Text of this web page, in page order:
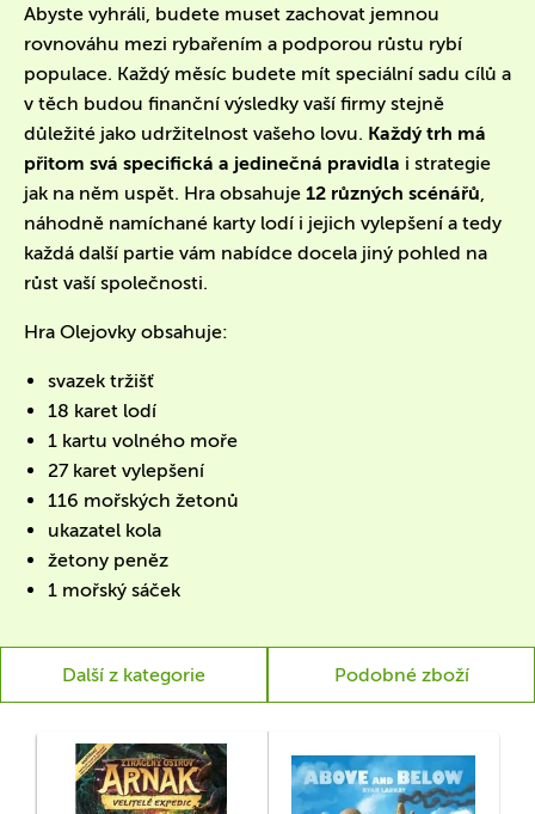
Abyste vyhráli, budete muset zachovat jemnou
rovnováhu mezi rybařením a podporou růstu rybí
populace. Každý měsíc budete mít speciální sadu cílů a
v těch budou finanční výsledky vaší firmy stejně
důležité jako udržitelnost vašeho lovu. Každý trh má
přitom svá specifická a jedinečná pravidla i strategie
jak na něm uspět. Hra obsahuje 12 různých scénářů,
náhodně namíchané karty lodí i jejich vylepšení a tedy
každá další partie vám nabídce docela jiný pohled na
růst vaší společnosti.
Hra Olejovky obsahuje:
svazek tržišť
18 karet lodí
1 kartu volného moře
27 karet vylepšení
116 mořských žetonů
ukazatel kola
žetony peněz
1 mořský sáček
Další z kategorie Podobné zboží